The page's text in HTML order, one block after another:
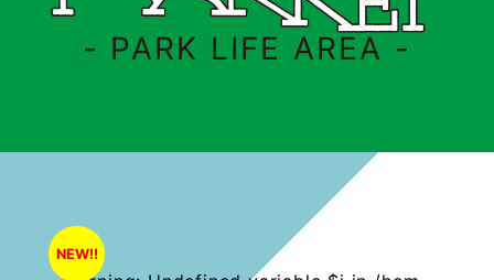
- PARK LIFE AREA -
NEW!!